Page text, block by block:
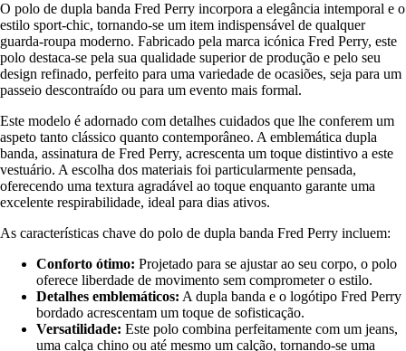
O polo de dupla banda Fred Perry incorpora a elegância intemporal e o
estilo sport-chic, tornando-se um item indispensável de qualquer
guarda-roupa moderno. Fabricado pela marca icónica Fred Perry, este
polo destaca-se pela sua qualidade superior de produção e pelo seu
design refinado, perfeito para uma variedade de ocasiões, seja para um
passeio descontraído ou para um evento mais formal.
Este modelo é adornado com detalhes cuidados que lhe conferem um
aspeto tanto clássico quanto contemporâneo. A emblemática dupla
banda, assinatura de Fred Perry, acrescenta um toque distintivo a este
vestuário. A escolha dos materiais foi particularmente pensada,
oferecendo uma textura agradável ao toque enquanto garante uma
excelente respirabilidade, ideal para dias ativos.
As características chave do polo de dupla banda Fred Perry incluem:
Conforto ótimo: Projetado para se ajustar ao seu corpo, o polo
oferece liberdade de movimento sem comprometer o estilo.
Detalhes emblemáticos: A dupla banda e o logótipo Fred Perry
bordado acrescentam um toque de sofisticação.
Versatilidade: Este polo combina perfeitamente com um jeans,
uma calça chino ou até mesmo um calção, tornando-se uma